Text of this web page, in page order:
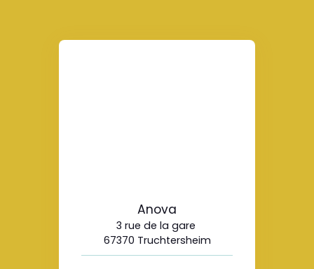
Anova
3 rue de la gare
67370 Truchtersheim